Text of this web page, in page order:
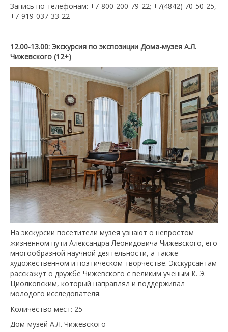
Запись по телефонам: +7-800-200-79-22; +7(4842) 70-50-25,
+7-919-037-33-22
12.00-13.00: Экскурсия по экспозиции Дома-музея А.Л.
Чижевского (12+)
На экскурсии посетители музея узнают о непростом
жизненном пути Александра Леонидовича Чижевского, его
многообразной научной деятельности, а также
художественном и поэтическом творчестве. Экскурсантам
расскажут о дружбе Чижевского с великим ученым К. Э.
Циолковским, который направлял и поддерживал
молодого исследователя.
Количество мест: 25
Дом-музей А.Л. Чижевского